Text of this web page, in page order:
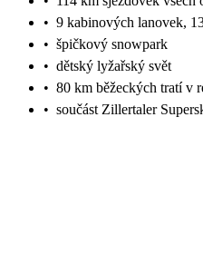
• 9 kabinových lanovek,
• špičkový snowpark
• dětský lyžařský svět
• 80 km běžeckých tratí v
• součást Zillertaler